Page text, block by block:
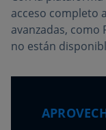
acceso completo
avanzadas, como
no están